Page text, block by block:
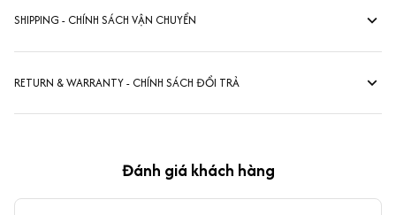
SHIPPING - CHÍNH SÁCH VẬN CHUYỂN
RETURN & WARRANTY - CHÍNH SÁCH ĐỔI TRẢ
Đánh giá khách hàng